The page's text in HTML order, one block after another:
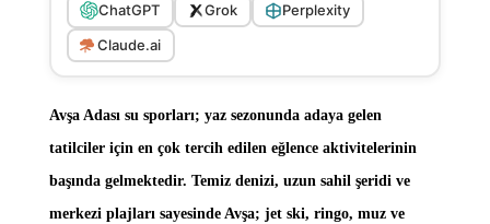
ChatGPT
Grok
Perplexity
Claude.ai
Avşa Adası su sporları; yaz sezonunda adaya gelen
tatilciler için en çok tercih edilen eğlence aktivitelerinin
başında gelmektedir. Temiz denizi, uzun sahil şeridi ve
merkezi plajları sayesinde Avşa; jet ski, ringo, muz ve